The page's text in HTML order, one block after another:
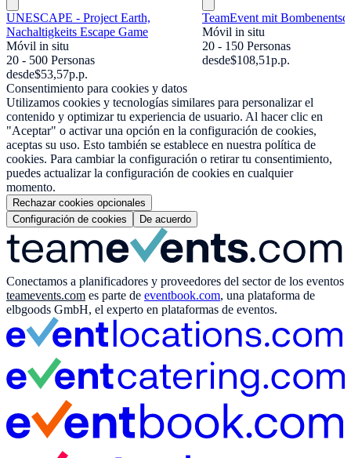
UNESCAPE - Project Earth,
Nachaltigkeits Escape Game
Móvil in situ
20 - 500 Personas
desde$53,57p.p.
TeamEvent mit
Móvil in situ
20 - 150 Personas
desde$108,51p.p.
Consentimiento para cookies y datos
Utilizamos cookies y tecnologías similares para personalizar el
contenido y optimizar tu experiencia de usuario. Al hacer clic en
"Aceptar" o activar una opción en la configuración de cookies,
aceptas su uso. Esto también se establece en nuestra política de
cookies. Para cambiar la configuración o retirar tu consentimiento,
puedes actualizar la configuración de cookies en cualquier
momento.
Rechazar cookies opcionales
Configuración de cookies
De acuerdo
Conectamos a planificadores y proveedores del sector de los eventos
teamevents.com es parte de eventbook.com, una plataforma de
elbgoods GmbH, el experto en plataformas de eventos.